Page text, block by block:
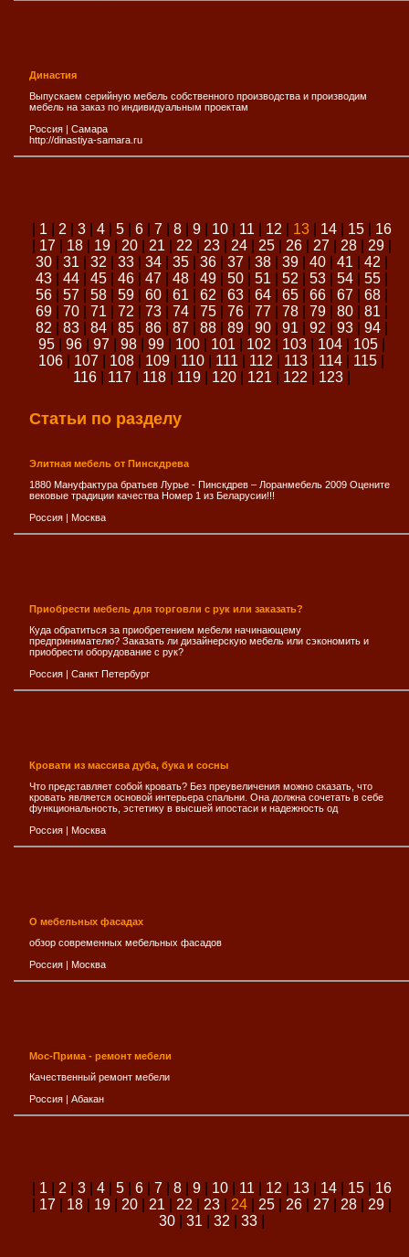
Династия
Выпускаем серийную мебель собственного производства и производим
мебель на заказ по индивидуальным проектам
Россия | Самара
http://dinastiya-samara.ru
1 2 3| 4| 5| 6| 7| 8| 9| 10| 11 12 13 14| 15| 16
17| 18| 19| 20| 21 22 23| 24| 25| 26| 27| 28| 29|
30| 31 32 33| 34| 35| 36| 37| 38| 39| 40| 41 42
43| 44| 45| 46| 47| 48| 49| 50| 51 52 53| 54| 55|
56| 57| 58| 59| 60| 61 62 63| 64| 65| 66| 67| 68|
69| 70| 71 72 73| 74| 75| 76| 77| 78| 79| 80| 81
82
83| 84| 85| 86| 87| 88| 89| 90| 91 92 93| 94|
95| 96| 97| 98| 99| 100| 101 102 103| 104| 105|
106
107 108 109 110 111 112 113 114 115
116| 117| 118| 119| 120| 121 122 123|
Статьи по разделу
Элитная мебель от Пинскдрева
1880 Мануфактура братьев Лурье - Пинскдрев – Лоранмебель 2009 Оцените
вековые традиции качества Номер 1 из Беларусии!!!
Россия | Москва
Приобрести мебель для торговли с рук или заказать?
Куда обратиться за приобретением мебели начинающему
предпринимателю? Заказать ли дизайнерскую мебель или сэкономить и
приобрести оборудование с рук?
Россия | Санкт Петербург
Кровати из массива дуба, бука и сосны
Что представляет собой кровать? Без преувеличения можно сказать, что
кровать является основой интерьера спальни. Она должна сочетать в себе
функциональность, эстетику в высшей ипостаси и надежность од
Россия | Москва
О мебельных фасадах
обзор современных мебельных фасадов
Россия | Москва
Мос-Прима - ремонт мебели
Качественный ремонт мебели
Россия | Абакан
1 2 3| 4| 5| 6| 7| 8| 9| 10| 11 12 13| 14| 15| 16
17| 18| 19| 20| 21 22 23| 24| 25| 26| 27| 28| 29|
30| 31 32 33|